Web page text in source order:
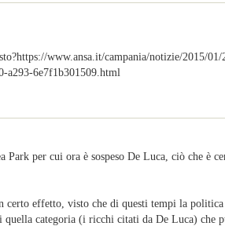
www.ansa.it/campania/notizie/2015/01/
a293-6e7f1b301509.html
Park per cui ora è sospeso De Luca, ciò che è
certo effetto, visto che di questi tempi la politica
categoria (i ricchi citati da De Luca) che